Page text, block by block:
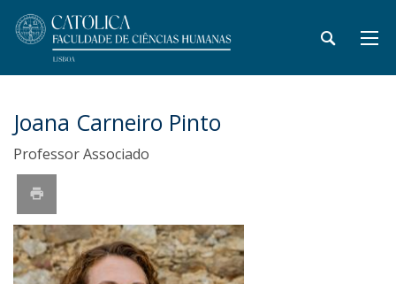
Joana Carneiro Pinto
Professor Associado